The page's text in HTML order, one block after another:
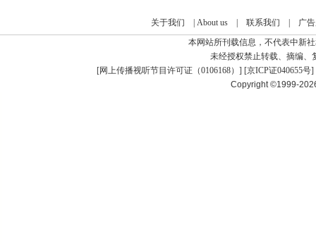
关于我们 About us| 联系我们
广
本网站所刊载信息，不代表中新
未经授权禁止转载、摘编、
[网上传播视听节目许可证（0106168） ] [京ICP证040655号]
Copyright ©1999-